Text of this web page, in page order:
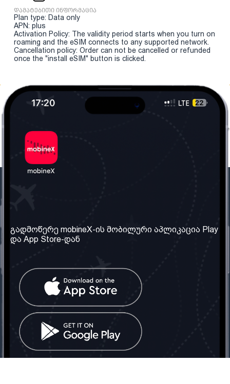
დამატებითი ინფორმაცია
Plan type: Data only
APN: plus
Activation Policy: The validity period starts when you turn on
roaming and the eSIM connects to any supported network.
Cancellation policy: Order can not be cancelled or refunded
once the "install eSIM" button is clicked.
ჩვენ შესახებ
ჩვენი სერვისები
წესები და პირობები
კითხვები
კონტაქტი
საქართველო: თბილისი
ტელ: 032 2 04 00 50
ელ. ფოსტა:
info@mobinex.ge
სოციალური ქსელი
გადმოწერე mobineX-ის მობილური აპლიკაცია Play
და App Store-დან